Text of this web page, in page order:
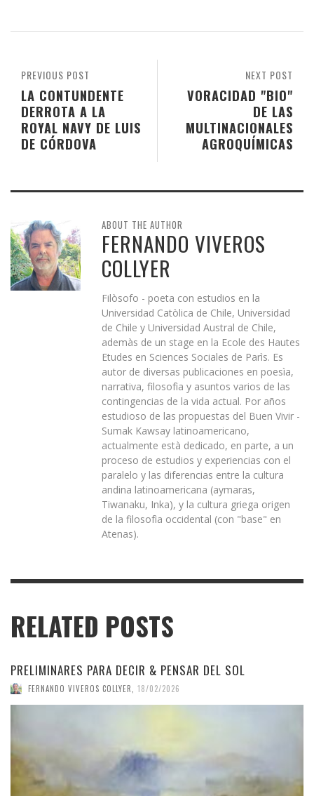
NEXT POST
VORACIDAD "BIO"
DE LAS
MULTINACIONALES
AGROQUÍMICAS
PREVIOUS POST
LA CONTUNDENTE
DERROTA A LA
ROYAL NAVY DE LUIS
DE CÓRDOVA
ABOUT THE AUTHOR
FERNANDO VIVEROS
COLLYER
Filòsofo - poeta con estudios en la
Universidad Catòlica de Chile, Universidad
de Chile y Universidad Austral de Chile,
ademàs de un stage en la Ecole des Hautes
Etudes en Sciences Sociales de Parìs. Es
autor de diversas publicaciones en poesìa,
narrativa, filosofìa y asuntos varios de las
contingencias de la vida actual. Por años
estudioso de las propuestas del Buen Vivir -
Sumak Kawsay latinoamericano,
actualmente està dedicado, en parte, a un
proceso de estudios y experiencias con el
paralelo y las diferencias entre la cultura
andina latinoamericana (aymaras,
Tiwanaku, Inka), y la cultura griega origen
de la filosofìa occidental (con "base" en
Atenas).
RELATED POSTS
PRELIMINARES PARA DECIR & PENSAR DEL SOL
FERNANDO VIVEROS COLLYER 18/02/2026